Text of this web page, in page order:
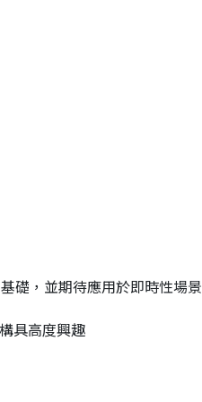
礎，並期待應用於即時性場景
具高度興趣